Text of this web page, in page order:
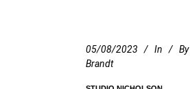
05/08/2023 In By
Brandt